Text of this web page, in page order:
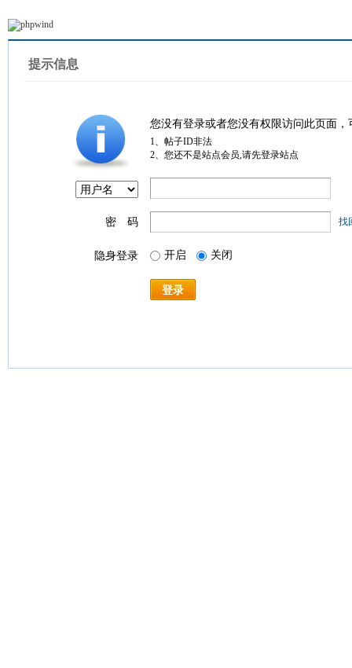
提示信息
您没有登录或者您没有权限访问此页面
1、帖子ID非法
2、您还不是站点会员,请先登录站点
密 码 找
隐身登录 开启 关闭
登录